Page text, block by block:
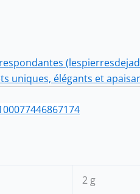
uniques, élégants et
2 g